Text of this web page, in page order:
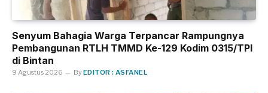
Senyum Bahagia Warga Terpancar Rampungnya
Pembangunan RTLH TMMD Ke-129 Kodim 0315/TPI
di Bintan
9 Agustus 2026 ByEDITOR : ASFANEL